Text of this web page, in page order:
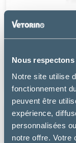
Nous
Notre site utilise
fonctionnement
peuvent être
expérience,
personnalisées
notre offre. Votre